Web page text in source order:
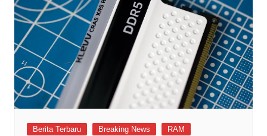
Berita Terbaru Breaking News
RAM